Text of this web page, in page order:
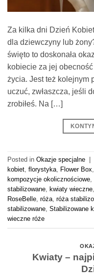
Za kilka dni Dzień
dla dziewczyny lub
święto to doskonała
kobiecie za jej
życia. Jest też kolejnym
uczuć, zwłaszcza, jeśli
zrobiłeś. Na […]
Posted in Okazje specjalne
kobiet florystyka Flower Box
kompozycje okolicznościowe
stabilizowane
kwiaty wieczne
RoseBelle róża róża
stabilizowane Stabilizowane
wieczne róże
Kwiaty –